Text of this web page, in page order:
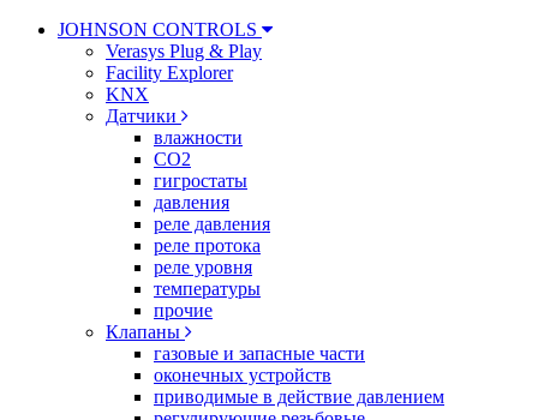
JOHNSON CONTROLS
Verasys Plug & Play
Facility Explorer
KNX
Датчики
влажности
CO2
гигростаты
давления
реле давления
реле протока
реле уровня
температуры
прочие
Клапаны
газовые и запасные части
оконечных устройств
приводимые в действие давлением